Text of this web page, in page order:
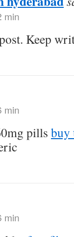
min
Keep
min
pills buy
min